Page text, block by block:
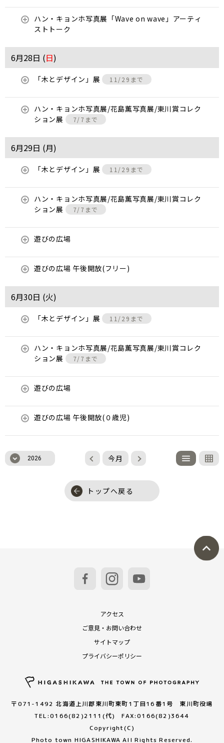
ハン・キョンホ写真展「Wave on wave」アーティ
ストトーク
6月28日 (日)
「木とデザイン」展 11/29まで
ハン・キョンホ写真展/花島薫写真展/東川賞コレク
ション展
7/7まで
6月29日 (月)
「木とデザイン」展 11/29まで
ハン・キョンホ写真展/花島薫写真展/東川賞コレク
ション展
7/7まで
遊びの広場
遊びの広場 午後開放(フリー)
6月30日 (火)
「木とデザイン」展 11/29まで
ハン・キョンホ写真展/花島薫写真展/東川賞コレク
ション展
7/7まで
遊びの広場
遊びの広場 午後開放(０歳児)
2026 今月
トップへ戻る
アクセス
ご意見・お問い合わせ
サイトマップ
プライバシーポリシー
〒071-1492 北海道上川郡東川町東町1丁目16番1号 東川町役場
TEL:0166(82)2111(代) FAX:0166(82)3644
Copyright(C)
Photo town HIGASHIKAWA All Rights Reserved.